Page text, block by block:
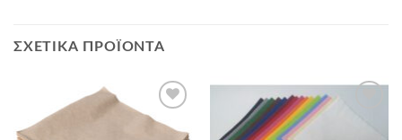
ΣΧΕΤΙΚΆ ΠΡΟΪΌΝΤΑ